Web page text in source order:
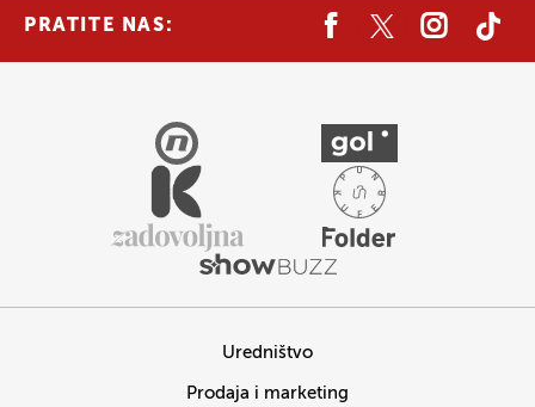
PRATITE NAS:
Uredništvo
Prodaja i marketing